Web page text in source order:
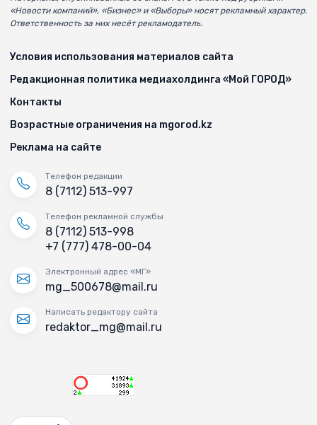
«Новости компаний», «Бизнес» и «Выборы» носят рекламный характер.
Ответственность за них несёт рекламодатель.
Условия использования материалов сайта
Редакционная политика медиахолдинга «Мой ГОРОД»
Контакты
Возрастные ограничения на mgorod.kz
Реклама на сайте
Телефон редакции
8 (7112) 513-997
Телефон рекламной службы
8 (7112) 513-998
+7 (777) 478-00-04
Электронный адрес «МГ»
mg_500678@mail.ru
Написать редактору сайта
redaktor_mg@mail.ru